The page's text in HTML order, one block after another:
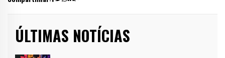
ÚLTIMAS NOTÍCIAS